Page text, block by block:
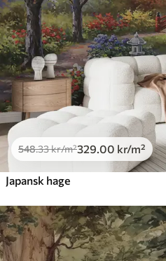
548.33kr/m²329.00 kr/m²
Japansk hage